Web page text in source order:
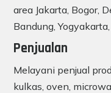
area Jakarta, Bogor,
Bandung,
Penjualan
Melayani penjual
kulkas, oven,